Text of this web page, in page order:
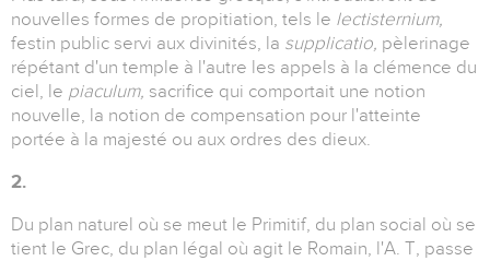
nouvelles formes de propitiation, tels le lectisternium,
festin public servi aux divinités, la supplicatio, pèlerinage
répétant d'un temple à l'autre les appels à la clémence du
ciel, le piaculum, sacrifice qui comportait une notion
nouvelle, la notion de compensation pour l'atteinte
portée à la majesté ou aux ordres des dieux.
2.
Du plan naturel où se meut le Primitif, du plan social où se
tient le Grec, du plan légal où agit le Romain, l'A. T, passe